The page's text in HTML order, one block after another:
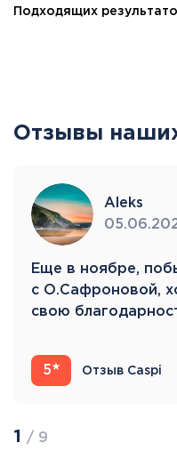
Подходящих
Отзывы
Aleks
Eще в ноябре,
с О.Сафроновой,
свою
5 Отзыв Caspi
1 / 9